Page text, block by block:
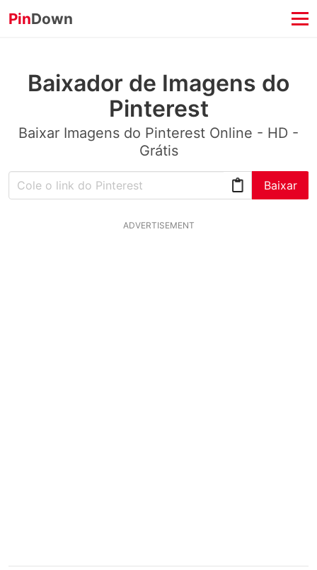
PinDown
Baixador de Imagens do
Pinterest
Baixar Imagens do Pinterest Online - HD -
Grátis
Baixar
ADVERTISEMENT